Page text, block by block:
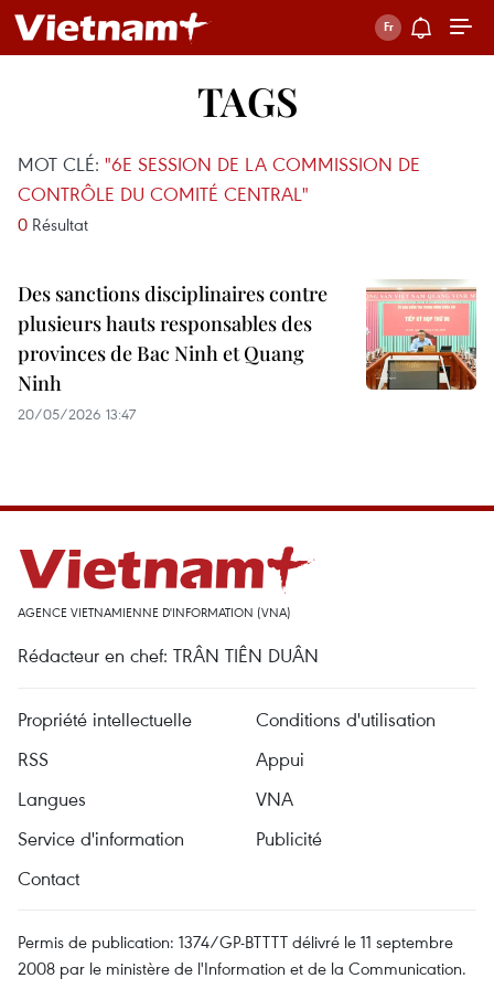
TAGS
MOT CLÉ: "6E SESSION DE LA COMMISSION DE
CONTRÔLE DU COMITÉ CENTRAL"
0 Résultat
Des sanctions disciplinaires contre
plusieurs hauts responsables des
provinces de Bac Ninh et Quang
Ninh
20/05/2026 13:47
AGENCE VIETNAMIENNE D'INFORMATION (VNA)
Rédacteur en chef: TRÂN TIÊN DUÂN
Propriété intellectuelle
Conditions d'utilisation
RSS
Appui
Langues
VNA
Service d'information
Publicité
Contact
Permis de publication: 1374/GP-BTTTT délivré le 11 septembre
2008 par le ministère de l'Information et de la Communication.